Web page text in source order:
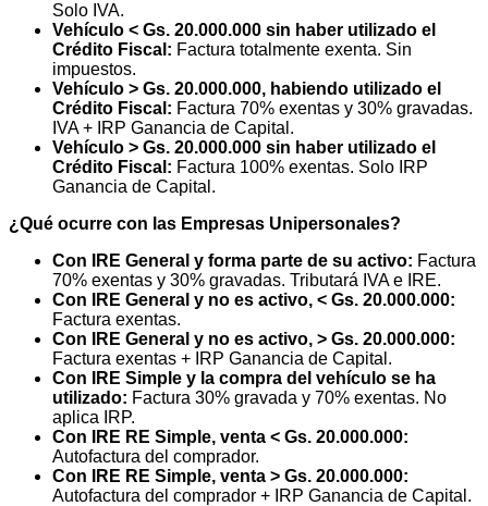
Solo IVA.
Vehículo < Gs. 20.000.000 sin haber utilizado el
Crédito Fiscal: Factura totalmente exenta. Sin
impuestos.
Vehículo > Gs. 20.000.000, habiendo utilizado el
Crédito Fiscal: Factura 70% exentas y 30% gravadas.
IVA + IRP Ganancia de Capital.
Vehículo > Gs. 20.000.000 sin haber utilizado el
Crédito Fiscal: Factura 100% exentas. Solo IRP
Ganancia de Capital.
¿Qué ocurre con las Empresas Unipersonales?
Con IRE General y forma parte de su activo: Factura
70% exentas y 30% gravadas. Tributará IVA e IRE.
Con IRE General y no es activo, < Gs. 20.000.000:
Factura exentas.
Con IRE General y no es activo, > Gs. 20.000.000:
Factura exentas + IRP Ganancia de Capital.
Con IRE Simple y la compra del vehículo se ha
utilizado: Factura 30% gravada y 70% exentas. No
aplica IRP.
Con IRE RE Simple, venta < Gs. 20.000.000:
Autofactura del comprador.
Con IRE RE Simple, venta > Gs. 20.000.000:
Autofactura del comprador + IRP Ganancia de Capital.